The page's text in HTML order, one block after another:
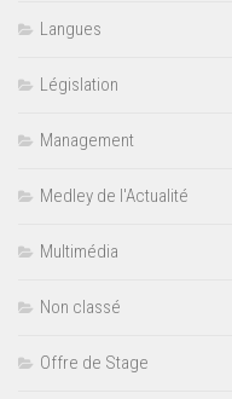
Langues
Législation
Management
Medley de l'Actualité
Multimédia
Non classé
Offre de Stage